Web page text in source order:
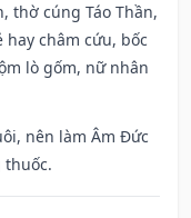
thờ cúng Táo Thần,
châm cứu, bốc
lò gốm, nữ nhân
nên làm Âm Đức
thuốc.